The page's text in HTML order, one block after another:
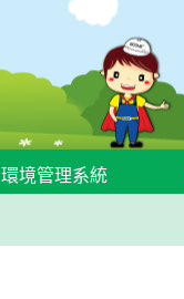
環境管理系統